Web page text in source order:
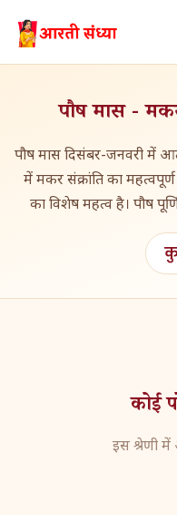
पौष मास -
पौष मास दिसंबर-जनवरी में
में मकर संक्रांति का
का विशेष महत्व है। पौष
कोई
इस श्रेणी में